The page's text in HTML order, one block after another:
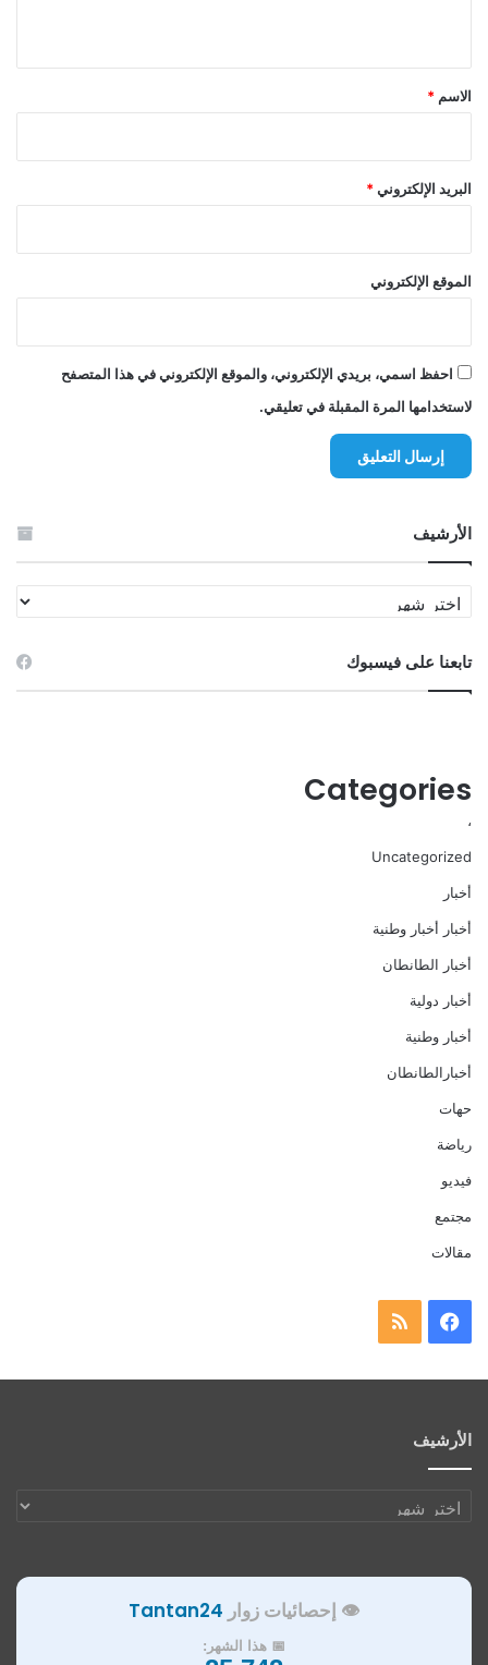
*
الاسم *
البريد الإلكتروني *
الموقع الإلكتروني
احفظ اسمي، بريدي الإلكتروني، والموقع الإلكتروني في هذا المتصفح
لاستخدامها المرة المقبلة في تعليقي.
الأرشيف
الأرشيف
تابعنا على فيسبوك
Categories
،
Uncategorized
أخبار
أخبار أخبار وطنية
أخبار الطانطان
أخبار دولية
أخبار وطنية
أخبارالطانطان
حهات
رياضة
فيديو
مجتمع
مقالات
فيسبوكملخص
الأرشيف
الأرشيف
👁️ إحصائيات زوار Tantan24
📅 هذا الشهر: